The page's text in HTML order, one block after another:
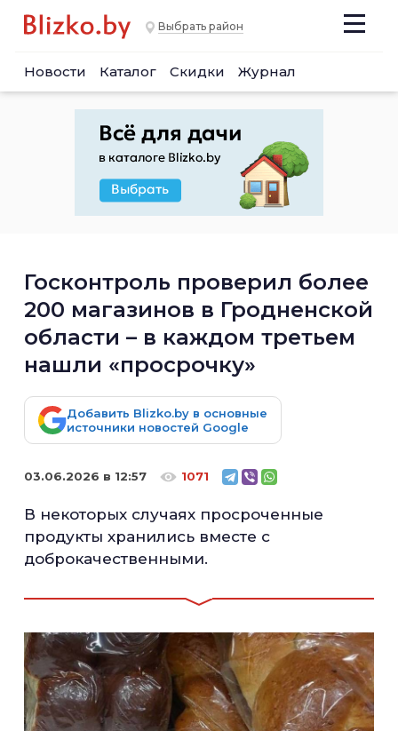
Выбрать район
Новости Каталог Скидки Журнал
Госконтроль проверил более
200 магазинов в Гродненской
области – в каждом третьем
нашли «просрочку»
Добавить Blizko.by в основные
источники новостей Google
03.06.2026 в 12:57 1071
В некоторых случаях просроченные
продукты хранились вместе с
доброкачественными.